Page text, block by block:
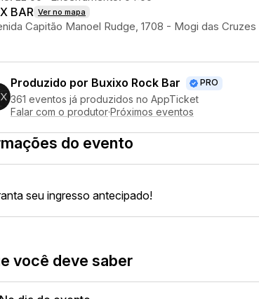
BAR Ver no mapa
Capitão Manoel Rudge, 1708 - Mogi das
Produzido por Buxixo Rock Bar PRO
361 eventos já produzidos no AppTicket
Falar com o produtor·Próximos eventos
do evento
seu ingresso antecipado!
você deve saber